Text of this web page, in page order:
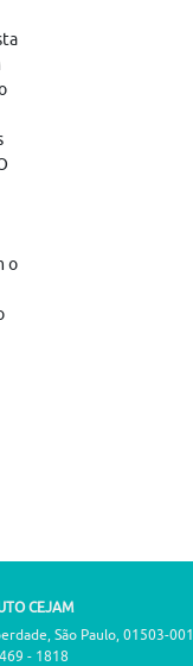
o
CEJAM
São Paulo, 01503-001
- 1818